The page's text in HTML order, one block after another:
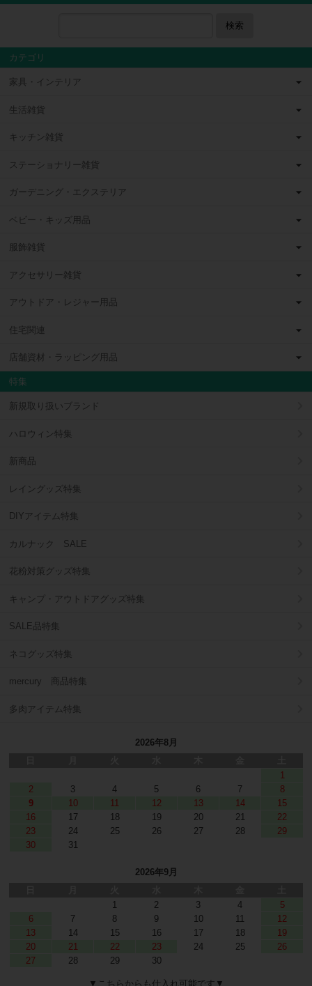
検索
カテゴリ
家具・インテリア
生活雑貨
キッチン雑貨
ステーショナリー雑貨
ガーデニング・エクステリア
ベビー・キッズ用品
服飾雑貨
アクセサリー雑貨
アウトドア・レジャー用品
住宅関連
店舗資材・ラッピング用品
特集
新規取り扱いブランド
ハロウィン特集
新商品
レイングッズ特集
DIYアイテム特集
カルナック SALE
花粉対策グッズ特集
キャンプ・アウトドアグッズ特集
SALE品特集
ネコグッズ特集
mercury 商品特集
多肉アイテム特集
2026年8月
1
2
3 4 5 6 7
8
9
10 11 12 13 14
15
16
17 18 19 20 21
22
23
24 25 26 27 28
29
30
31
2026年9月
1
2 3 4
5
6
7 8 9 10 11
12
13
14 15 16 17 18
19
20
21 22 23 24 25
26
27
28 29 30
▼こちらからも仕入れ可能です▼